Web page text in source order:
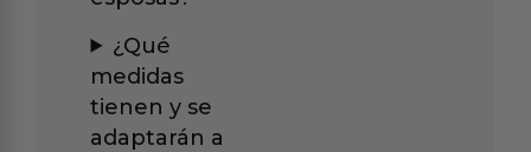
¿Qué
medidas
tienen y se
adaptarán a